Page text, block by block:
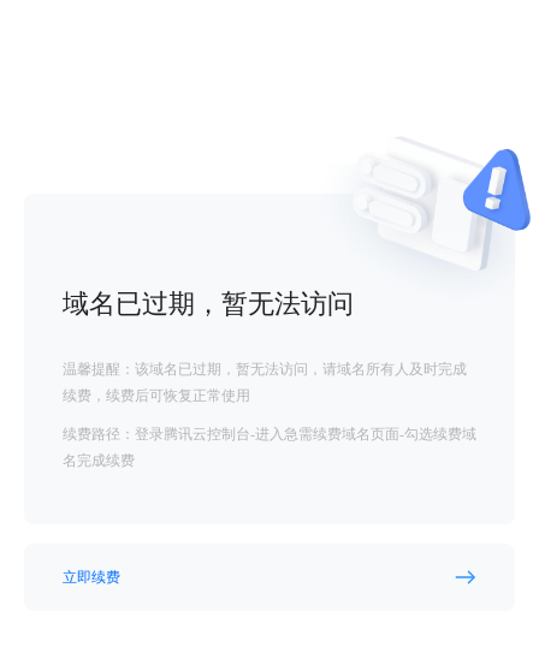
域名已过期，暂无法访问
温馨提醒：该域名已过期，暂无法访问，请域名所有人及时完成
续费，续费后可恢复正常使用
续费路径：登录腾讯云控制台-进入急需续费域名页面-勾选续费域
名完成续费
立即续费